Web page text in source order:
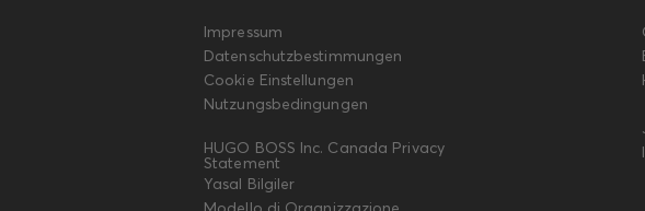
Impressum
Datenschutzbestimmungen
Cookie Einstellungen
Nutzungsbedingungen
HUGO BOSS Inc. Canada Privacy
Statement
Yasal Bilgiler